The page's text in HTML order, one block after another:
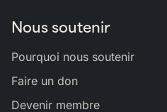
Nous soutenir
Pourquoi nous soutenir
Faire un don
Devenir membre